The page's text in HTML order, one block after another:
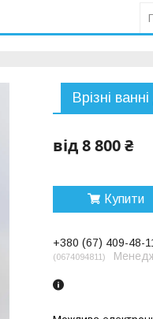
Врізні
від8 800 ₴
Купити
+380 (67) 409-48-
0674094811